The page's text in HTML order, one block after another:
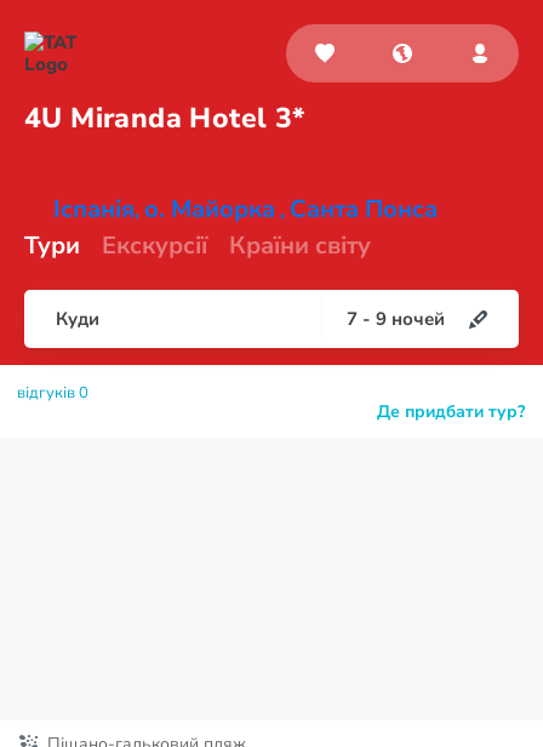
4U Miranda Hotel 3*
Іспанія, о. Майорка , Санта Понса
Тури
Екскурсії Країни світу
Куди 7 - 9 ночей
Де придбати тур?
відгуків 0